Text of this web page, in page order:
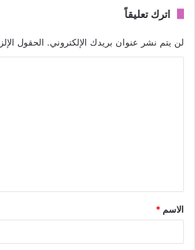
اترك تعليقاً
لن يتم نشر عنوان بريدك الإلكتروني. الحقول
ق
*
الاسم *